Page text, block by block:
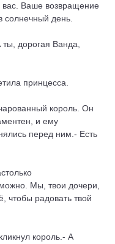
вас. Ваше возвращение
солнечный день.
дорогая Ванда,
принцесса
король. Он
и ему
перед ним.- Есть
Мы, твои дочери,
чтобы радовать твой
король.- А